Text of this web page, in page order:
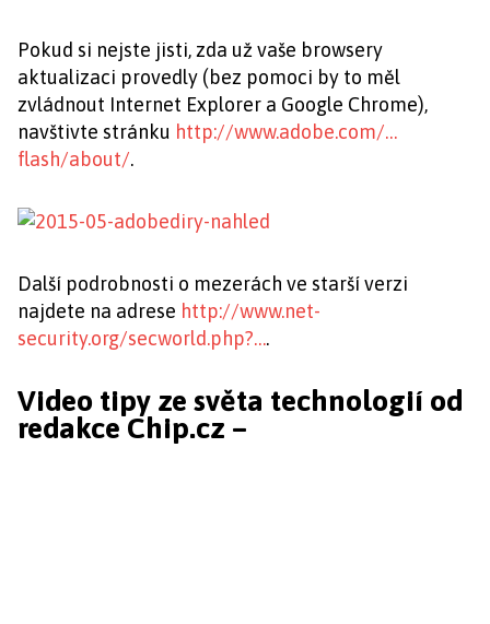
Pokud si nejste jisti, zda už vaše browsery
aktualizaci provedly (bez pomoci by to měl
zvládnout Internet Explorer a Google Chrome),
navštivte stránku http://www.adobe.com/…
flash/about/.
Další podrobnosti o mezerách ve starší verzi
najdete na adrese http://www.net-
security.org/secworld.php?….
Video tipy ze světa technologií od
redakce Chip.cz –